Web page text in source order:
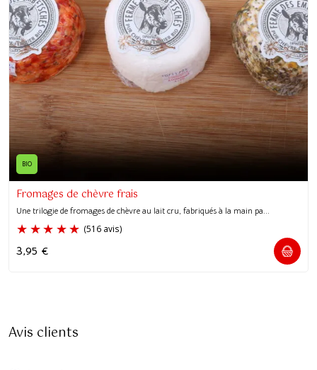
BIO
Fromages de chèvre frais
Une trilogie de fromages de chèvre au lait cru, fabriqués à la main pa...
3,95 €
Avis clients